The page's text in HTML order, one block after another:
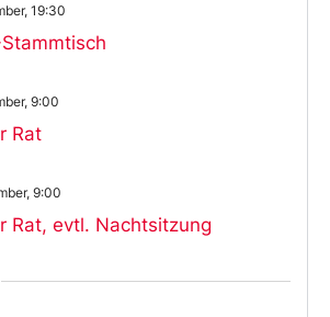
19:30
Rat
9:00
Rat, evtl. Nachtsitzung
9:00